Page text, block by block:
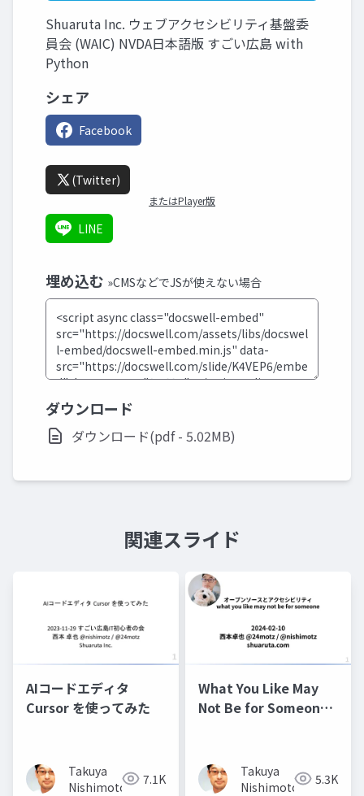
Shuaruta Inc. ウェブアクセシビリティ基盤委
員会 (WAIC) NVDA日本語版 すごい広島 with
Python
シェア
Facebook
(Twitter)
またはPlayer版
LINE
埋め込む »CMSなどでJSが使えない場合
ダウンロード
ダウンロード(pdf - 5.02MB)
関連スライド
AIコードエディタ
Cursor を使ってみた
Takuya
Nishimoto
7.1K
What You Like May
Not Be for Someone
Takuya
Nishimoto
5.3K